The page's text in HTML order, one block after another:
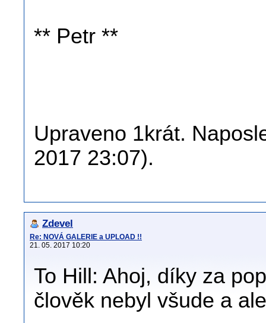
** Petr **
Upraveno 1krát.
2017 23:07).
Zdevel
Re: NOVÁ GALERIE a UPLOAD !!
21. 05. 2017 10:20
To Hill: Ahoj, díky za
člověk nebyl všude a